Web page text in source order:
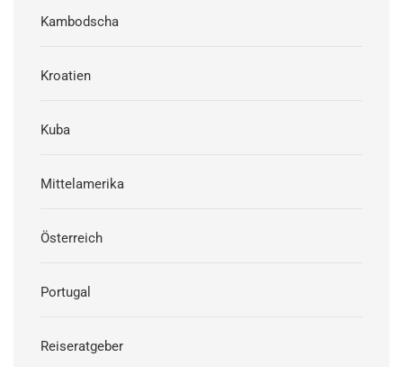
Kambodscha
Kroatien
Kuba
Mittelamerika
Österreich
Portugal
Reiseratgeber